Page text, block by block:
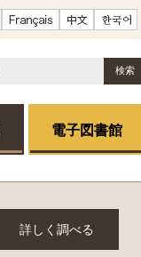
電子図書館
詳しく調べる